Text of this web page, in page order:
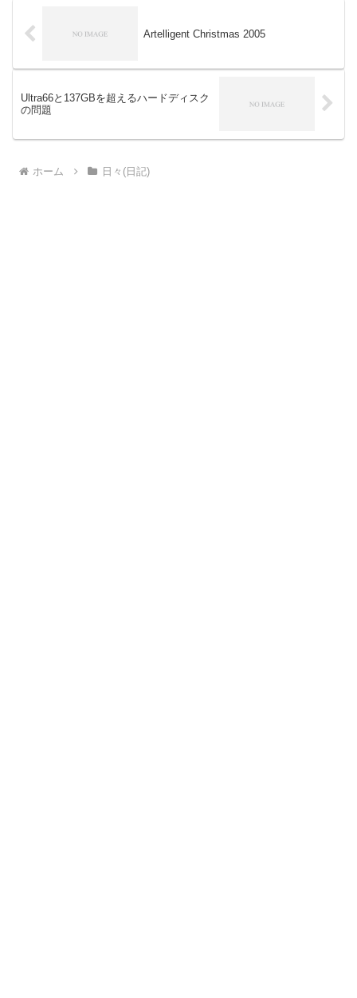
Artelligent Christmas 2005
Ultra66と137GBを超えるハードディスク
の問題
ホーム 日々(日記)